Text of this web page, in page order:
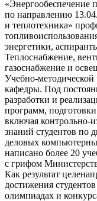
«Энергообеспечение
по направлению
и теплотехника»
энергетики,
Теплоснабжение,
газоснабжение и
Учебно-методической
кафедры. Под
разработки и
программ,
включая контрольно-
знаний студентов по
деловых
написано более 20
с грифом
Как результат
достижения
олимпиадах и